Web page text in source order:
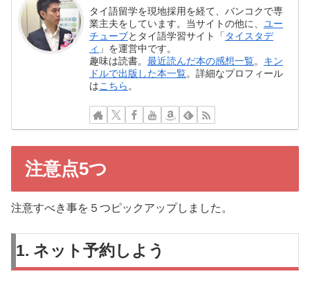
タイ語留学を現地採用を経て、バンコクで専
業主夫をしています。当サイトの他に、 ユー
チューブとタイ語学習サイト「 タイスタデ
ィ 」を運営中です。
趣味は読書。最近読んだ本の感想一覧。 キン
ドルで出版した本一覧。詳細なプロフィール
はこちら 。
注意点5つ
注意すべき事を５つピックアップしました。
1. ネット予約しよう